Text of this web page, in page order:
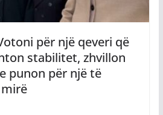
për një qeveri që
stabilitet, zhvillon
punon për një të